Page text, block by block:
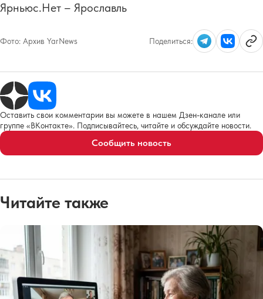
Ярньюс.Нет – Ярославль
Фото: Архив YarNews Поделиться:
Оставить свои комментарии вы можете в нашем Дзен-канале или
группе «ВКонтакте». Подписывайтесь, читайте и обсуждайте новости.
Сообщить новость
Читайте также